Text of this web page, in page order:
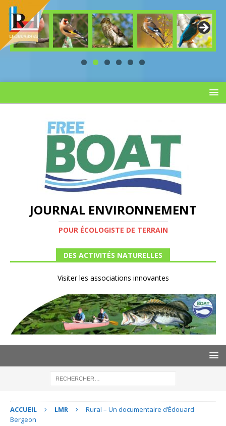
JOURNAL ENVIRONNEMENT
POUR ÉCOLOGISTE DE TERRAIN
DES ACTIVITÉS NATURELLES
Visiter les associations innovantes
ACCUEIL LMR
Rural – Un documentaire d’Édouard
Bergeon